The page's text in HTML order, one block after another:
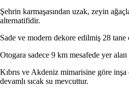
Şehrin karmaşasından uzak, zeyin
alternatifidir.
Sade ve modern dekore edilmiş 28
Otogara sadece 9 km mesafede yer
Kıbrıs ve Akdeniz mimarisine göre
devamlı sıcak su mevcuttur.